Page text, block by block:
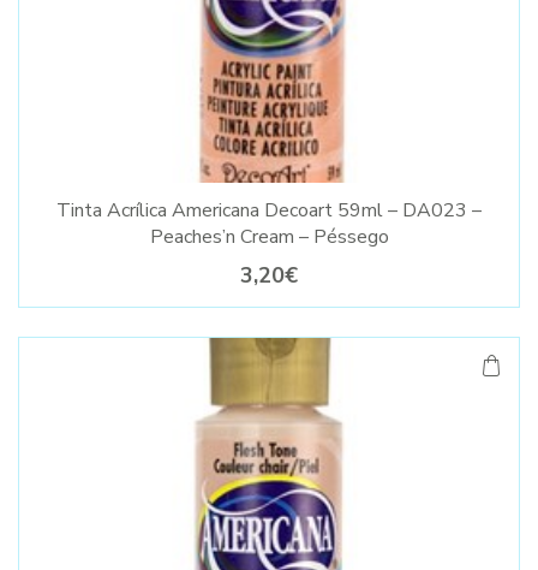
Tinta Acrílica Americana Decoart 59ml – DA023 –
Peaches’n Cream – Péssego
3,20€